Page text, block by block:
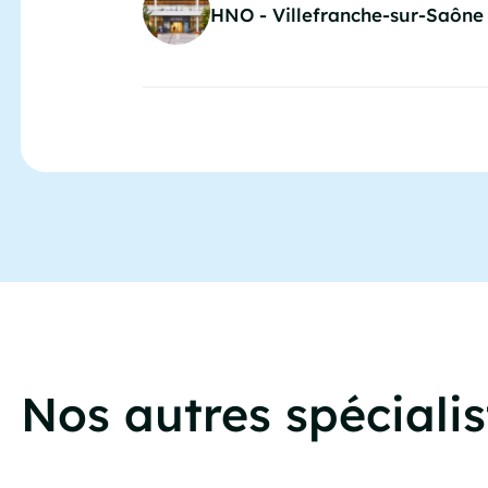
HNO - Villefranche-sur-Saône
Nos autres